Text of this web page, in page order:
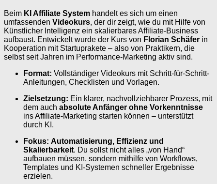
Beim KI Affiliate System handelt es sich um einen
umfassenden Videokurs, der dir zeigt, wie du mit Hilfe von
Künstlicher Intelligenz ein skalierbares Affiliate-Business
aufbaust. Entwickelt wurde der Kurs von Florian Schäfer in
Kooperation mit Startuprakete – also von Praktikern, die
selbst seit Jahren im Performance-Marketing aktiv sind.
Format: Vollständiger Videokurs mit Schritt-für-Schritt-
Anleitungen, Checklisten und Vorlagen.
Zielsetzung: Ein klarer, nachvollziehbarer Prozess, mit
dem auch absolute Anfänger ohne Vorkenntnisse
ins Affiliate-Marketing starten können – unterstützt
durch KI.
Fokus: Automatisierung, Effizienz und
Skalierbarkeit. Du sollst nicht alles „von Hand“
aufbauen müssen, sondern mithilfe von Workflows,
Templates und KI-Systemen schneller Ergebnisse
erzielen.